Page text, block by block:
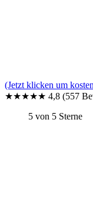
(Jetzt klicken um
★★★★★ 4,8 (557
5 von 5 Sterne